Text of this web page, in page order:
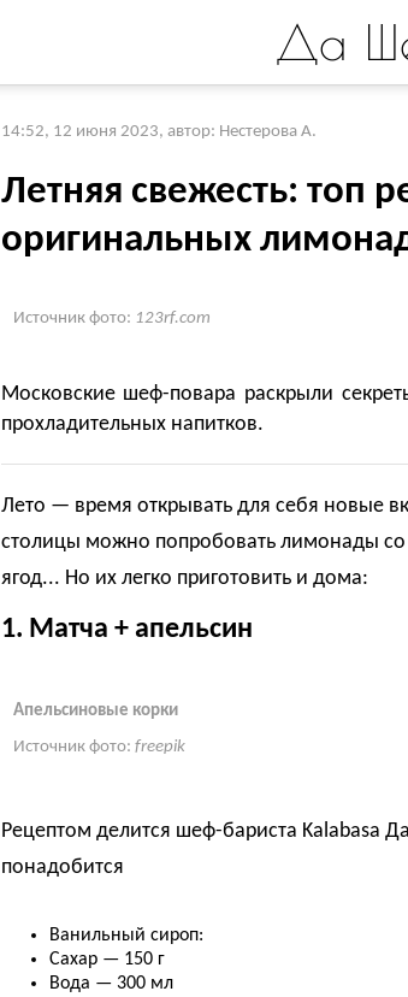
Да
14:52, 12 июня 2023, автор: Нестерова А.
Летняя свежесть: топ
оригинальных
Источник фото: 123rf.com
Московские шеф-повара раскрыли
прохладительных напитков.
Лето — время открывать для себя новые
столицы можно попробовать лимонады
ягод... Но их легко приготовить и дома:
1. Матча + апельсин
Апельсиновые корки
Источник фото: freepik
Рецептом делится шеф-бариста Kalabasa
понадобится
Ванильный сироп:
Сахар — 150 г
Вода — 300 мл